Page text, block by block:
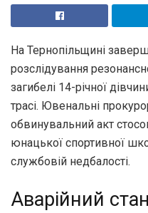
На Тернопільщині
розслідування
загибелі 14-річної
трасі. Ювенальні
обвинувальний акт
юнацької спортивної
службовій недбалості.
Аварійний